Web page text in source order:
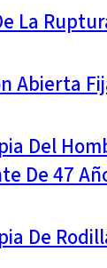
La
Abierta
Del
De 47
De